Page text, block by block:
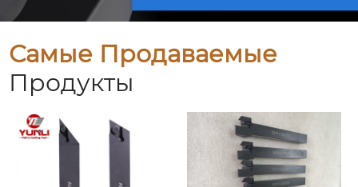
Самые Продаваемые
Продукты